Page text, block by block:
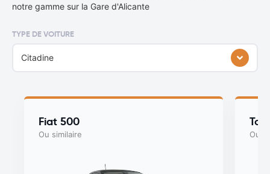
notre gamme sur la Gare d'Alicante
TYPE DE VOITURE
Citadine
Fiat 500
Ou similaire Ou